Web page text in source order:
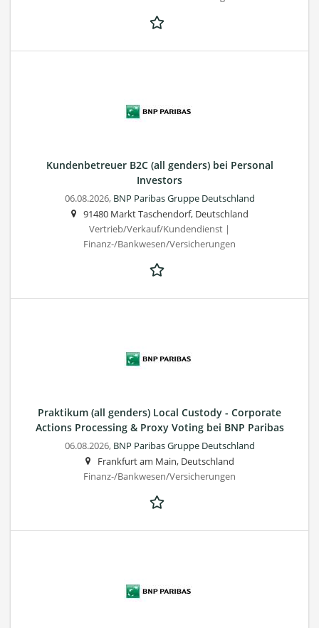
Kundenbetreuer B2C (all genders) bei Personal
Investors
06.08.2026, BNP Paribas Gruppe Deutschland
91480 Markt Taschendorf, Deutschland
Vertrieb/Verkauf/Kundendienst |
Finanz-/Bankwesen/Versicherungen
Praktikum (all genders) Local Custody - Corporate
Actions Processing & Proxy Voting bei BNP Paribas
06.08.2026, BNP Paribas Gruppe Deutschland
Frankfurt am Main, Deutschland
Finanz-/Bankwesen/Versicherungen